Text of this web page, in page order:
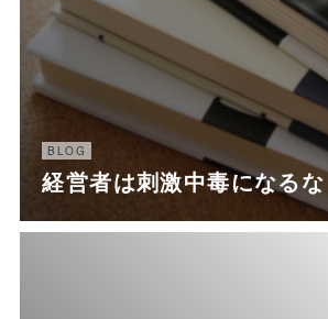
BLOG
経営者は刺激中毒になるな